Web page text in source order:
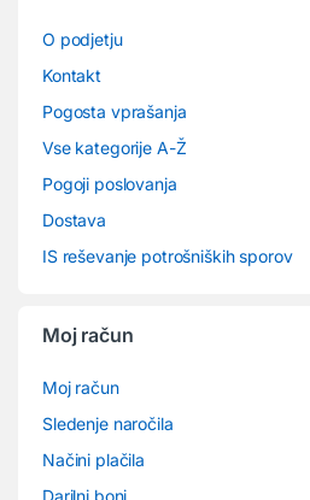
O podjetju
Kontakt
Pogosta vprašanja
Vse kategorije A-Ž
Pogoji poslovanja
Dostava
IS reševanje potrošniških sporov
Moj račun
Moj račun
Sledenje naročila
Načini plačila
Darilni boni